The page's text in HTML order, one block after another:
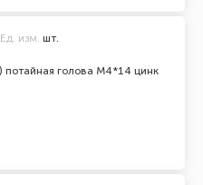
голова М4*14 цинк
Ед. изм. шт.